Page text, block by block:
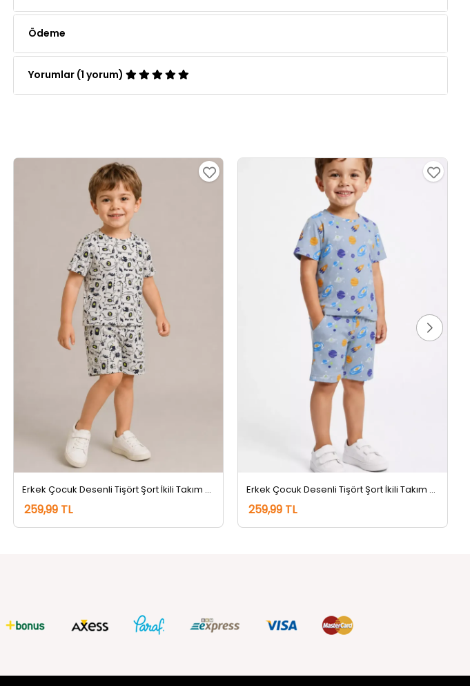
Ödeme
Yorumlar (1 yorum)
Erkek Çocuk Desenli Tişört Şort İkili Takım Krem
259,99 TL
Erkek Çocuk Desenli Tişört Şort İkili Takım Gri
259,99 TL